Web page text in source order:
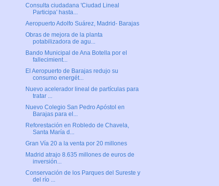
Consulta ciudadana 'Ciudad Lineal
Participa' hasta...
Aeropuerto Adolfo Suárez, Madrid- Barajas
Obras de mejora de la planta
potabilizadora de agu...
Bando Municipal de Ana Botella por el
fallecimient...
El Aeropuerto de Barajas redujo su
consumo energét...
Nuevo acelerador lineal de partículas para
tratar ...
Nuevo Colegio San Pedro Apóstol en
Barajas para el...
Reforestación en Robledo de Chavela,
Santa María d...
Gran Vía 20 a la venta por 20 millones
Madrid atrajo 8.635 millones de euros de
inversión...
Conservación de los Parques del Sureste y
del río ...